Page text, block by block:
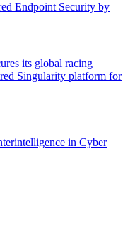
Endpoint Security by
its global racing
Singularity platform for
in Cyber